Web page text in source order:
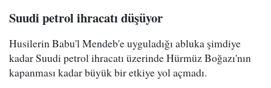
Suudi petrol ihracatı düşüyor
Husilerin Babu'l Mendeb'e uyguladığı abluka şimdiye
kadar Suudi petrol ihracatı üzerinde Hürmüz Boğazı'nın
kapanması kadar büyük bir etkiye yol açmadı.